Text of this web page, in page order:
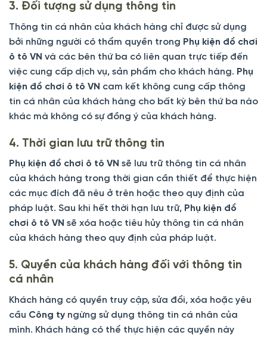
3. Đối tượng sử dụng thông tin
Thông tin cá nhân của khách hàng chỉ được sử dụng
bởi những người có thẩm quyền trong Phụ kiện đồ chơi
ô tô VN và các bên thứ ba có liên quan trực tiếp đến
việc cung cấp dịch vụ, sản phẩm cho khách hàng. Phụ
kiện đồ chơi ô tô VN cam kết không cung cấp thông
tin cá nhân của khách hàng cho bất kỳ bên thứ ba nào
khác mà không có sự đồng ý của khách hàng.
4. Thời gian lưu trữ thông tin
Phụ kiện đồ chơi ô tô VN sẽ lưu trữ thông tin cá nhân
của khách hàng trong thời gian cần thiết để thực hiện
các mục đích đã nêu ở trên hoặc theo quy định của
pháp luật. Sau khi hết thời hạn lưu trữ, Phụ kiện đồ
chơi ô tô VN sẽ xóa hoặc tiêu hủy thông tin cá nhân
của khách hàng theo quy định của pháp luật.
5. Quyền của khách hàng đối với thông tin
cá nhân
Khách hàng có quyền truy cập, sửa đổi, xóa hoặc yêu
cầu Công ty ngừng sử dụng thông tin cá nhân của
mình. Khách hàng có thể thực hiện các quyền này